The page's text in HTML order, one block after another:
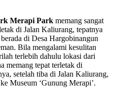
Merapi Park memang sangat
di Jalan Kaliurang, tepatnya
di Desa Hargobinangun
Bila mengalami kesulitan
terlebih dahulu lokasi dari
memang tepat terletak di
setelah tiba di Jalan Kaliurang,
Museum ‘Gunung Merapi’.